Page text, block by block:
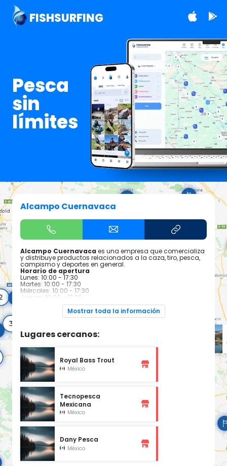
FISHSURFING
Pesca
sin
límites
Alcampo Cuernavaca
Alcampo Cuernavaca es una empresa que comercializa
y distribuye productos relacionados a la caza, tiro, pesca,
campismo y deportes en general.
Horario de apertura
Lunes: 10:00 - 17:30
Martes: 10:00 - 17:30
Miércoles: 10:00 - 17:30
Jueves: 10:00 - 17:30
Viernes: 10:00 - 17:30
Sábado: 10:00 - 17:30
Domingo: Cerrado
Mostrar toda la información
Lugares cercanos:
Royal Bass Trout
México
Tecnopesca
Mexicana
México
Dany Pesca
México